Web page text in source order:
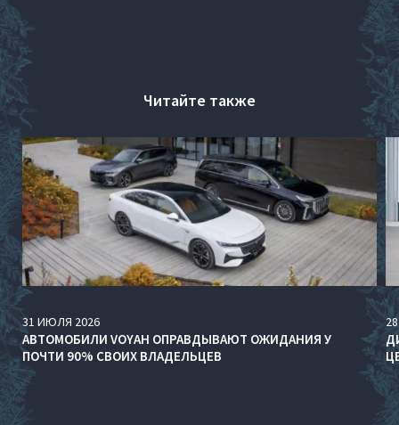
Читайте также
31 ИЮЛЯ 2026
АВТОМОБИЛИ VOYAH ОПРАВДЫВАЮТ ОЖИДАНИЯ У
ПОЧТИ 90% СВОИХ ВЛАДЕЛЬЦЕВ
28